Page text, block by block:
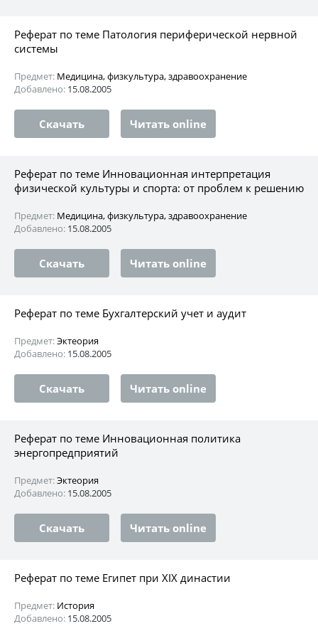
Реферат по теме Патология периферической нервной
системы
Предмет: Медицина, физкультура, здравоохранение
Добавлено: 15.08.2005
Скачать Читать online
Реферат по теме Инновационная интерпретация
физической культуры и спорта: от проблем к решению
Предмет: Медицина, физкультура, здравоохранение
Добавлено: 15.08.2005
Скачать Читать online
Реферат по теме Бухгалтерский учет и аудит
Предмет:Эктеория
Добавлено: 15.08.2005
Скачать Читать online
Реферат по теме Инновационная политика
энергопредприятий
Предмет:Эктеория
Добавлено: 15.08.2005
Скачать Читать online
Реферат по теме Египет при XIX династии
Предмет: История
Добавлено: 15.08.2005